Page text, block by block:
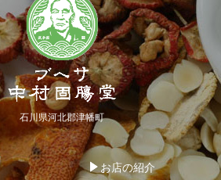
石川県河北郡津幡町
お店の紹介